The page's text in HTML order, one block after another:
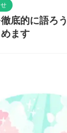
底的に語ろ
ます